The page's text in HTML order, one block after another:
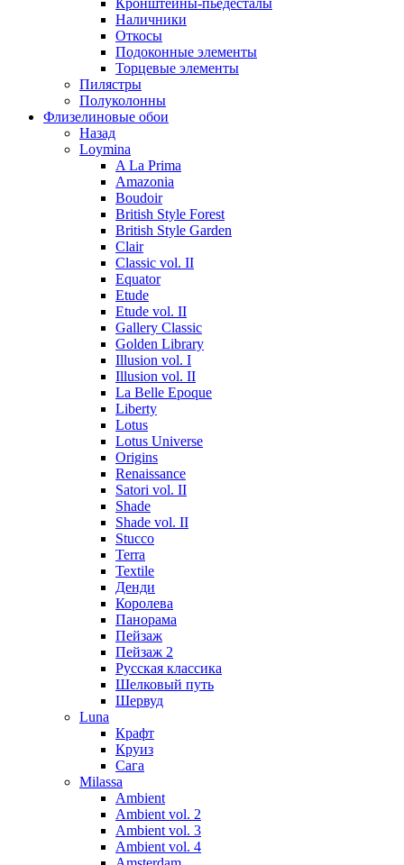
Кронштейны-пьедесталы
Наличники
Откосы
Подоконные элементы
Торцевые элементы
Пилястры
Полуколонны
Флизелиновые обои
Назад
Loymina
A La Prima
Amazonia
Boudoir
British Style Forest
British Style Garden
Clair
Classic vol. II
Equator
Etude
Etude vol. II
Gallery Classic
Golden Library
Illusion vol. I
Illusion vol. II
La Belle Epoque
Liberty
Lotus
Lotus Universe
Origins
Renaissance
Satori vol. II
Shade
Shade vol. II
Stucco
Terra
Textile
Денди
Королева
Панорама
Пейзаж
Пейзаж 2
Русская классика
Шелковый путь
Шервуд
Luna
Крафт
Круиз
Сага
Milassa
Ambient
Ambient vol. 2
Ambient vol. 3
Ambient vol. 4